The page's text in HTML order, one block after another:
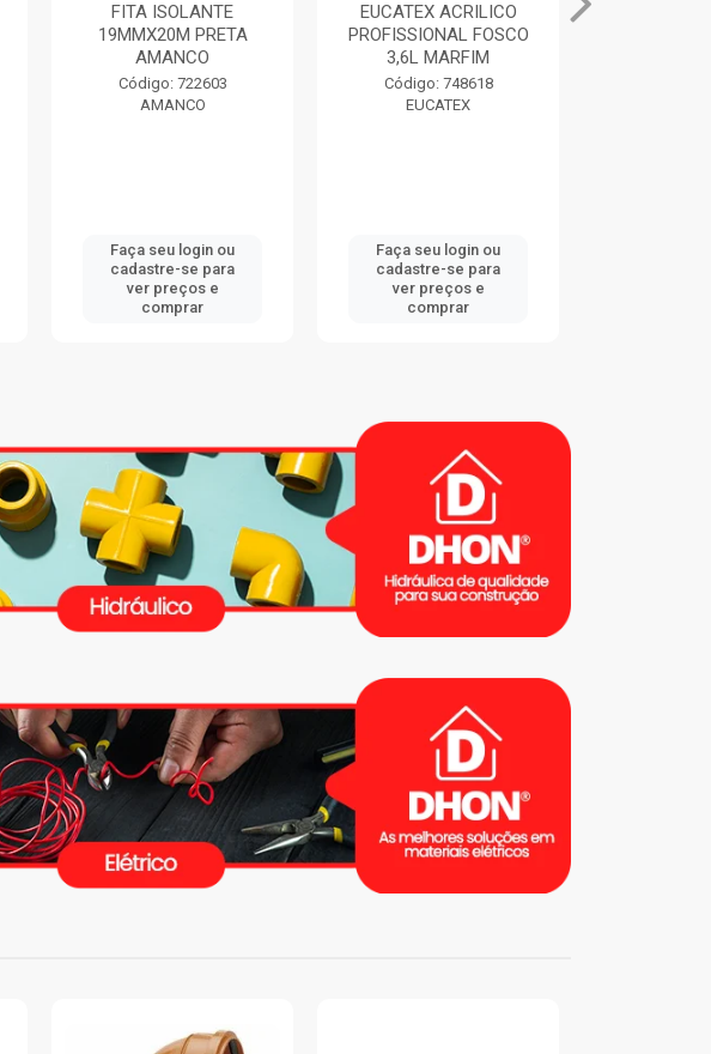
FITA ISOLANTE
19MMX20M PRETA
AMANCO
Código: 722603
AMANCO
Faça seu login ou
cadastre-se para
ver preços e
comprar
EUCATEX ACRILICO
PROFISSIONAL FOSCO
3,6L MARFIM
Código: 748618
EUCATEX
Faça seu login ou
cadastre-se para
ver preços e
comprar